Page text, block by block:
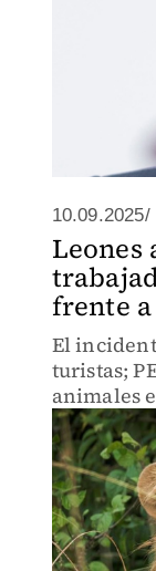
10.09.2025/
Leones
frente
El
turistas;
animales